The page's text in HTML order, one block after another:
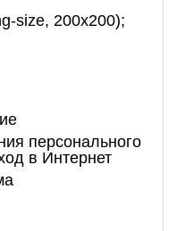
size, 200х200);
персонального
в Интернет